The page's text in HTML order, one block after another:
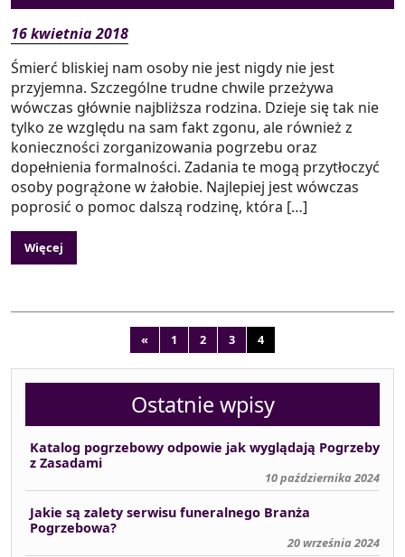
16 kwietnia 2018
Śmierć bliskiej nam osoby nie jest nigdy nie jest
przyjemna. Szczególne trudne chwile przeżywa
wówczas głównie najbliższa rodzina. Dzieje się tak nie
tylko ze względu na sam fakt zgonu, ale również z
konieczności zorganizowania pogrzebu oraz
dopełnienia formalności. Zadania te mogą przytłoczyć
osoby pogrążone w żałobie. Najlepiej jest wówczas
poprosić o pomoc dalszą rodzinę, która […]
Więcej
Nawigacja po wpisach
« 1 2 3 4
Ostatnie wpisy
Katalog pogrzebowy odpowie jak wyglądają Pogrzeby
z Zasadami
10 października 2024
Jakie są zalety serwisu funeralnego Branża
Pogrzebowa?
20 września 2024